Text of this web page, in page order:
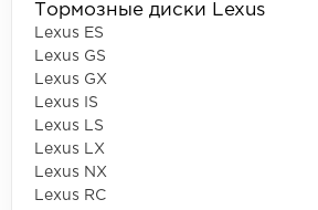
Тормозные диски Lexus
Lexus ES
Lexus GS
Lexus GX
Lexus IS
Lexus LS
Lexus LX
Lexus NX
Lexus RC